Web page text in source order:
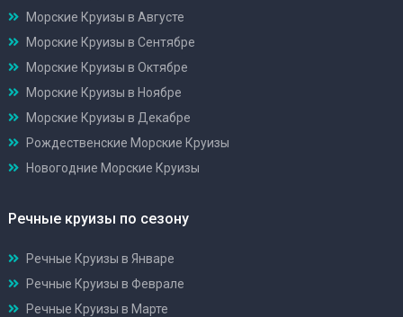
Морские Круизы в Августе
Морские Круизы в Сентябре
Морские Круизы в Октябре
Морские Круизы в Ноябре
Морские Круизы в Декабре
Рождественские Морские Круизы
Новогодние Морские Круизы
Речные круизы по сезону
Речные Круизы в Январе
Речные Круизы в Феврале
Речные Круизы в Марте